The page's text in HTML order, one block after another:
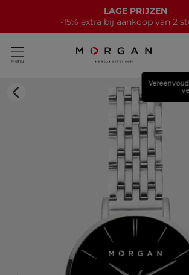
LAGE PRIJZEN
-15% extra bij aankoop van 2